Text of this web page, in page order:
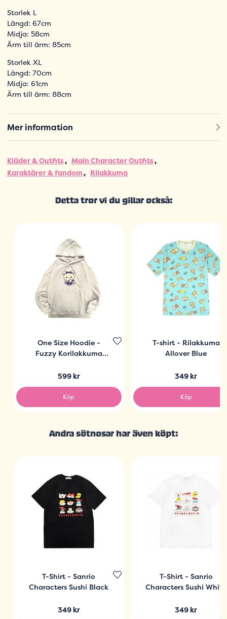
Storlek L
Längd: 67cm
Midja: 58cm
Ärm till ärm: 85cm
Storlek XL
Längd: 70cm
Midja: 61cm
Ärm till ärm: 88cm
Mer information
Kläder & Outfits
Main Character Outfits
Karaktärer & fandom
Rilakkuma
Detta tror vi du gillar också:
One Size Hoodie -
Fuzzy Korilakkuma
599 kr
Köp
T-shirt - Rilakkuma
Allover Blue
349 kr
Köp
Andra sötnosar har även köpt:
T-Shirt - Sanrio
Characters Sushi Black
349 kr
T-Shirt - Sanrio
Characters Sushi White
349 kr